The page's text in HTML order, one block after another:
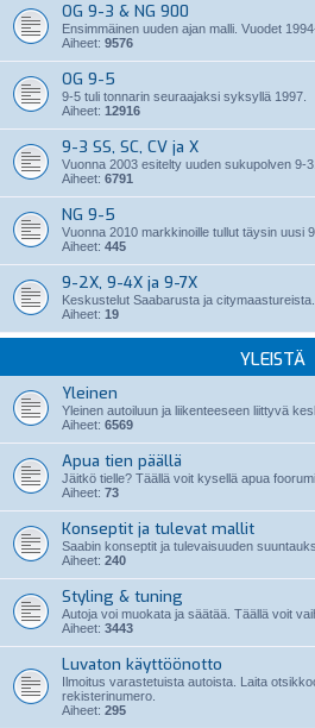
OG 9-3 & NG 900
Ensimmäinen uuden ajan malli. Vuodet
Aiheet: 9576
OG 9-5
9-5 tuli tonnarin seuraajaksi syksyllä 1997.
Aiheet: 12916
9-3 SS, SC, CV ja X
Vuonna 2003 esitelty uuden sukupolven 9-3.
Aiheet: 6791
NG 9-5
Vuonna 2010 markkinoille tullut täysin uusi
Aiheet: 445
9-2X, 9-4X ja 9-7X
Keskustelut Saabarusta ja citymaastureista.
Aiheet: 19
YLEISTÄ
Yleinen
Yleinen autoiluun ja liikenteeseen liittyvä
Aiheet: 6569
Apua tien päällä
Jäitkö tielle? Täällä voit kysellä apua
Aiheet: 73
Konseptit ja tulevat mallit
Saabin konseptit ja tulevaisuuden
Aiheet: 240
Styling & tuning
Autoja voi muokata ja säätää. Täällä voit
Aiheet: 3443
Luvaton käyttöönotto
Ilmoitus varastetuista autoista. Laita
rekisterinumero.
Aiheet: 295